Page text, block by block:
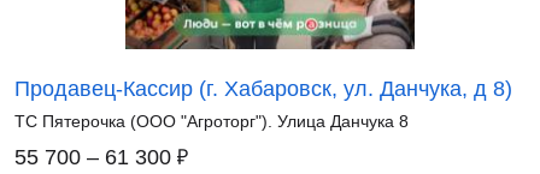
Продавец-Кассир (г. Хабаровск, ул. Данчука, д 8)
ТС Пятерочка (ООО "Агроторг"). Улица Данчука 8
55 700 – 61 300 ₽